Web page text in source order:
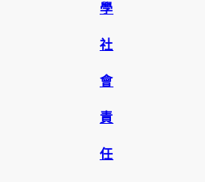
學
社
會
責
任